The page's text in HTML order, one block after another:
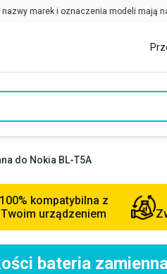
do Nokia BL-T5A
100% kompatybilna z
Twoim urządzeniem
bateria